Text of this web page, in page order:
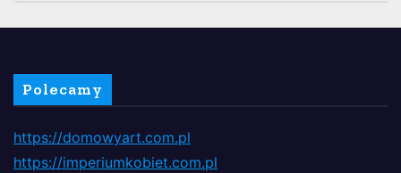
Polecamy
https://domowyart.com.pl
https://imperiumkobiet.com.pl